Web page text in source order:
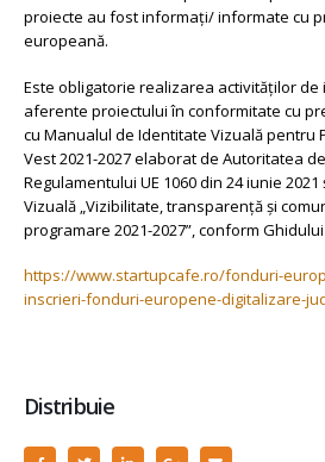
proiecte au fost informați/ informate cu
europeană.
Este obligatorie realizarea activităților
aferente proiectului în conformitate cu
cu Manualul de Identitate Vizuală pentru
Vest 2021-2027 elaborat de Autoritatea
Regulamentului UE 1060 din 24 iunie
Vizuală „Vizibilitate, transparență și
programare 2021-2027”, conform Ghidului
https://www.startupcafe.ro/fonduri-
inscrieri-fonduri-europene-digitalizare-
Distribuie